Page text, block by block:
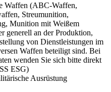
Waffen (ABC-Waffen,
Streumunition,
Munition mit Weißem
generell an der Produktion,
von Dienstleistungen im
Waffen beteiligt sind. Bei
wenden Sie sich bitte direkt
ESG)
Ausrüstung